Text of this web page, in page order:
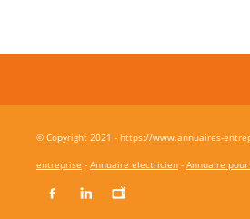
© Copyright 2021 - https://www.annuaires-
entreprise - Annuaire electricien - Annuaire